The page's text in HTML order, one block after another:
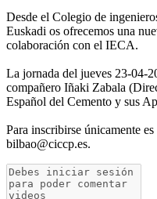
Desde el Colegio de
Euskadi os ofrecemos una
colaboración con el IECA.
La jornada del jueves 23-04-
compañero Iñaki Zabala
Español del Cemento y sus
Para inscribirse únicamente
bilbao@ciccp.es.